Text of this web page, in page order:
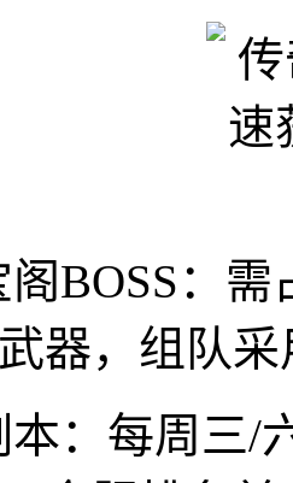
BOSS：
器，组队
：每周三/